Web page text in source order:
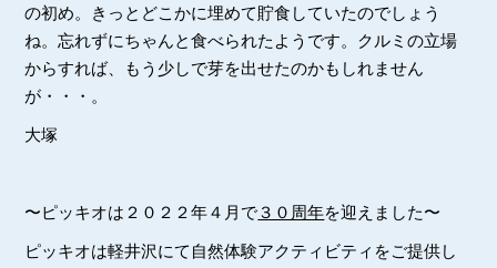
の初め。きっとどこかに埋めて貯食していたのでしょう
ね。忘れずにちゃんと食べられたようです。クルミの立場
からすれば、もう少しで芽を出せたのかもしれません
が・・・。
大塚
〜ピッキオは２０２２年４月で３０周年を迎えました〜
ピッキオは軽井沢にて自然体験アクティビティをご提供し